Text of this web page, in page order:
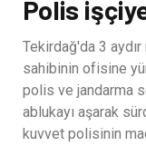
Polis
Tekirdağ'da 3 aydır
sahibinin ofisine
polis ve jandarma
ablukayı aşarak
kuvvet polisinin